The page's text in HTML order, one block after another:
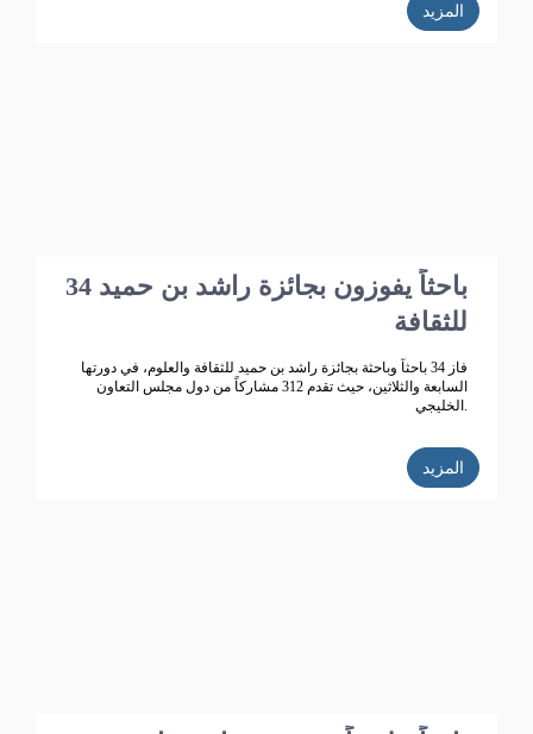
المزيد
34 باحثاً يفوزون بجائزة راشد بن حميد
للثقافة
فاز 34 باحثاً وباحثة بجائزة راشد بن حميد للثقافة والعلوم، في دورتها
السابعة والثلاثين، حيث تقدم 312 مشاركاً من دول مجلس التعاون
الخليجي.
المزيد